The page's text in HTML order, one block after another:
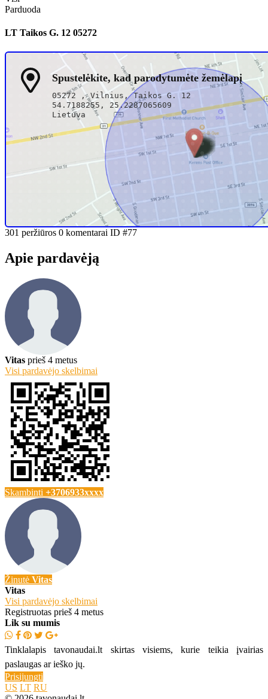
Parduoda
LT Taikos G. 12 05272
Spustelėkite, kad parodytumėte žemėlapį
05272 , Vilnius, Taikos G. 12
54.7188255, 25.2287065609
Lietuva
+3706933xxxx Rekomenduoti draugui
Spausdinti
301 peržiūros 0 komentarai ID #77
Apie pardavėją
Vitas prieš 4 metus
Visi pardavėjo skelbimai
Skambinti +3706933xxxx
Žinutė Vitas
Vitas
Visi pardavėjo skelbimai
Registruotas prieš 4 metus
Lik su mumis
Tinklalapis tavonaudai.lt skirtas visiems, kurie teikia įvairias
paslaugas ar ieško jų.
Prisijungti
US LT RU